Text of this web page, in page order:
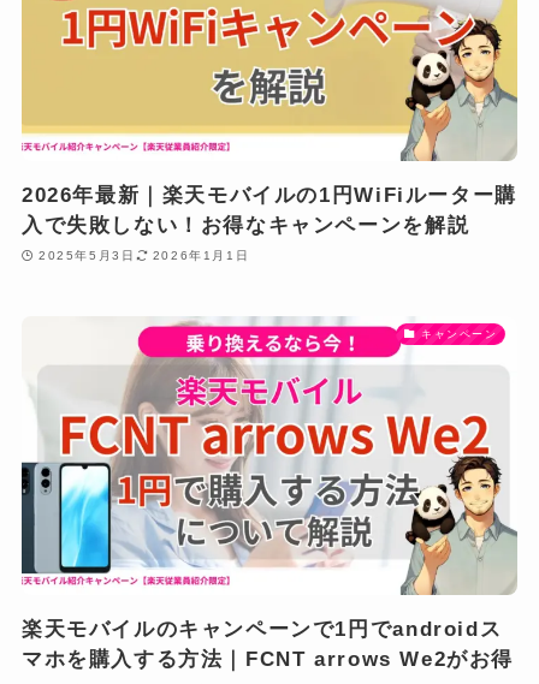
2026年最新｜楽天モバイルの1円WiFiルーター購
入で失敗しない！お得なキャンペーンを解説
2025年5月3日 2026年1月1日
キャンペーン
楽天モバイルのキャンペーンで1円でandroidス
マホを購入する方法｜FCNT arrows We2がお得